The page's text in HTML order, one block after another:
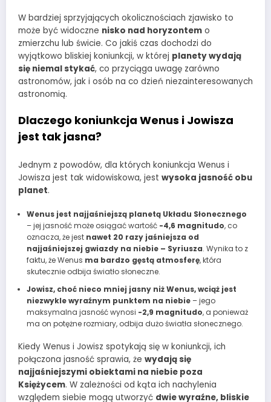
W bardziej sprzyjających okolicznościach zjawisko to
może być widoczne nisko nad horyzontem o
zmierzchu lub świcie. Co jakiś czas dochodzi do
wyjątkowo bliskiej koniunkcji, w której planety wydają
się niemal stykać, co przyciąga uwagę zarówno
astronomów, jak i osób na co dzień niezainteresowanych
astronomią.
Dlaczego koniunkcja Wenus i Jowisza
jest tak jasna?
Jednym z powodów, dla których koniunkcja Wenus i
Jowisza jest tak widowiskowa, jest wysoka jasność obu
planet.
Wenus jest najjaśniejszą planetą Układu Słonecznego
– jej jasność może osiągać wartość -4,6 magnitudo, co
oznacza, że jest nawet 20 razy jaśniejsza od
najjaśniejszej gwiazdy na niebie – Syriusza. Wynika to z
faktu, że Wenus ma bardzo gęstą atmosferę, która
skutecznie odbija światło słoneczne.
Jowisz, choć nieco mniej jasny niż Wenus, wciąż jest
niezwykle wyraźnym punktem na niebie– jego
maksymalna jasność wynosi -2,9 magnitudo, a ponieważ
ma on potężne rozmiary, odbija dużo światła słonecznego.
Kiedy Wenus i Jowisz spotykają się w koniunkcji, ich
połączona jasność sprawia, że wydają się
najjaśniejszymi obiektami na niebie poza
Księżycem. W zależności od kąta ich nachylenia
względem siebie mogą utworzyć dwie wyraźne, bliskie